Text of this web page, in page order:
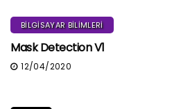
BILGISAYAR BILIMLERI
Mask Detection V1
12/04/2020